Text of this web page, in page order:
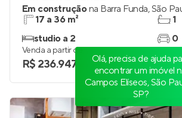
Em construçãona Barra Funda,São
17 a 36 m²
studio a 2
1
0
Venda a partir de
R$ 236.947
Olá, precisa de ajuda
encontrar um imóvel
Campos Elíseos, São
SP?